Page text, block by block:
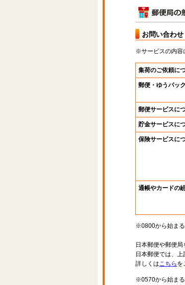
お問い合わせ
※サービスの内容
集荷のご依頼に
郵便・ゆうパッ
郵便サービスに
貯金サービスに
保険サービスに
通帳やカードの
※0800から始まる
日本郵便や郵便
日本郵便では、
詳しくはこちら を
※0570から始まる